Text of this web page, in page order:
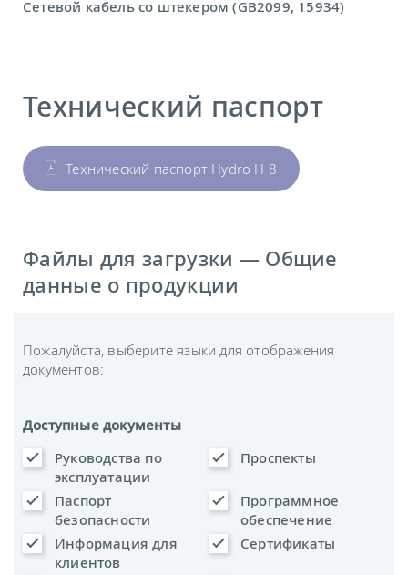
Сетевой кабель со штекером (GB2099, 15934)
Технический паспорт
Технический паспорт Hydro H 8
Файлы для загрузки — Общие
данные о продукции
Пожалуйста, выберите языки для отображения
документов:
Доступные документы
Руководства по
эксплуатации
Проспекты
Паспорт
безопасности
Программное
обеспечение
Информация для
клиентов
Сертификаты